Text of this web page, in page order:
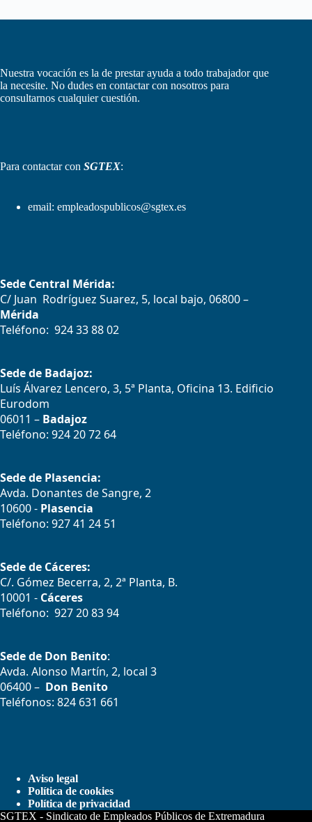
Nuestra vocación es la de prestar ayuda a todo trabajador que
la necesite. No dudes en contactar con nosotros para
consultarnos cualquier cuestión.
Para contactar con SGTEX:
email: empleadospublicos@sgtex.es
Sede Central Mérida:
C/ Juan Rodríguez Suarez, 5, local bajo, 06800 –
Mérida
Teléfono: 924 33 88 02
Sede de Badajoz:
Luís Álvarez Lencero, 3, 5ª Planta, Oficina 13. Edificio
Eurodom
06011 – Badajoz
Teléfono: 924 20 72 64
Sede de Plasencia:
Avda. Donantes de Sangre, 2
10600 - Plasencia
Teléfono: 927 41 24 51
Sede de Cáceres:
C/. Gómez Becerra, 2, 2ª Planta, B.
10001 - Cáceres
Teléfono: 927 20 83 94
Sede de Don Benito:
Avda. Alonso Martín, 2, local 3
06400 – Don Benito
Teléfonos: 824 631 661
Aviso legal
Política de cookies
Política de privacidad
SGTEX - Sindicato de Empleados Públicos de Extremadura